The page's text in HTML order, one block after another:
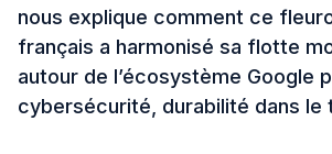
nous explique comment ce
français a harmonisé sa flotte
autour de l’écosystème Google
cybersécurité, durabilité dans